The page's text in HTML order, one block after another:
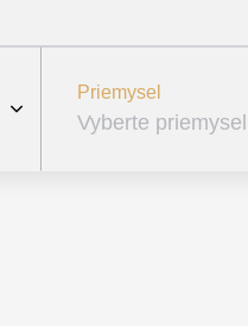
Priemysel
Vyberte priemysel